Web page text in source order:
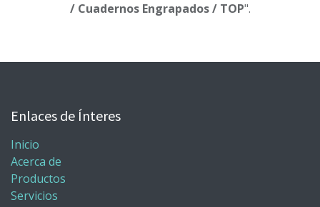
/ Cuadernos Engrapados / TOP".
Enlaces de Ínteres
Inicio
Acerca de
Productos
Servicios